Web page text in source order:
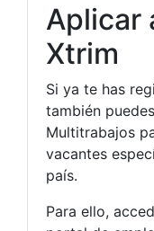
Aplicar
Xtrim
Si ya te has
también
Multitrabajos
vacantes
país.
Para ello,